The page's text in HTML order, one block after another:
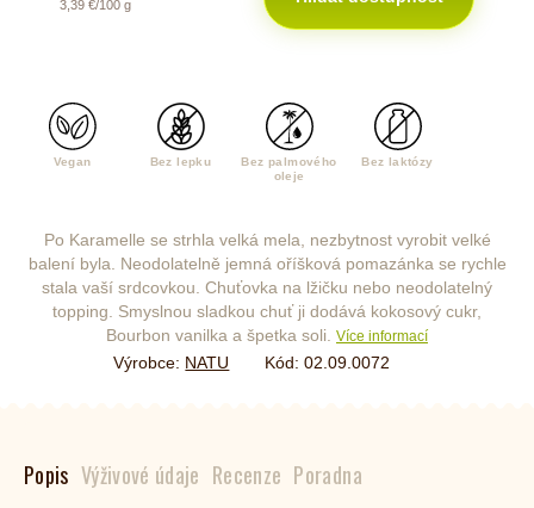
3,39 €/100 g
Vegan Bez lepku
Bez palmového
oleje
Bez laktózy
Po Karamelle se strhla velká mela, nezbytnost vyrobit velké
balení byla. Neodolatelně jemná oříšková pomazánka se rychle
stala vaší srdcovkou. Chuťovka na lžičku nebo neodolatelný
topping. Smyslnou sladkou chuť ji dodává kokosový cukr,
Bourbon vanilka a špetka soli. Více informací
Výrobce: NATU Kód: 02.09.0072
Popis Výživové údaje Recenze Poradna